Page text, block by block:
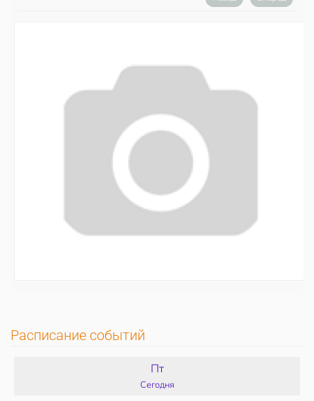
Расписание событий
Пт
Сегодня